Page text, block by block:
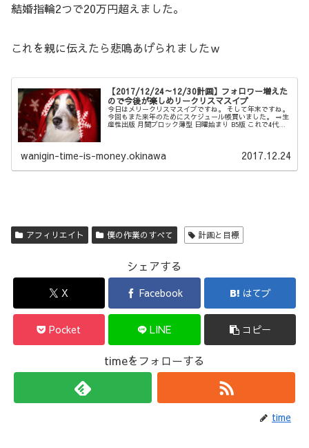
結婚指輪2つで20万円超えました。
これを親に伝えたら悲鳴あげられましたｗ
【2017/12/24～12/30計画】フォロワー増えた
ので今後が楽しめリークリスマスイブ
今日はメリークリスマスイブですね。 そして年末ですね。
今回もまた来年のためにスケジュール帳買いました。 ⇒生
産性出版 月間ブロック薄型 日曜始まり B5版 これで4代目
wanigin-time-is-money.okinawa 2017.12.24
アフィリエイト 僕の作業のすべて 計画と目標
シェアする
X Facebook はてブ
Pocket LINE コピー
timeをフォローする
time